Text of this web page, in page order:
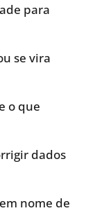
para
se vira
o que
dados
nome de